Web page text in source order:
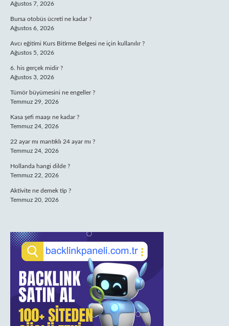
Ağustos 7, 2026
Bursa otobüs ücreti ne kadar ?
Ağustos 6, 2026
Avcı eğitimi Kurs Bitirme Belgesi ne için kullanılır ?
Ağustos 5, 2026
6. his gerçek midir ?
Ağustos 3, 2026
Tümör büyümesini ne engeller ?
Temmuz 29, 2026
Kasa şefi maaşı ne kadar ?
Temmuz 24, 2026
22 ayar mı mantıklı 24 ayar mı ?
Temmuz 24, 2026
Hollanda hangi dilde ?
Temmuz 22, 2026
Aktivite ne demek tip ?
Temmuz 20, 2026